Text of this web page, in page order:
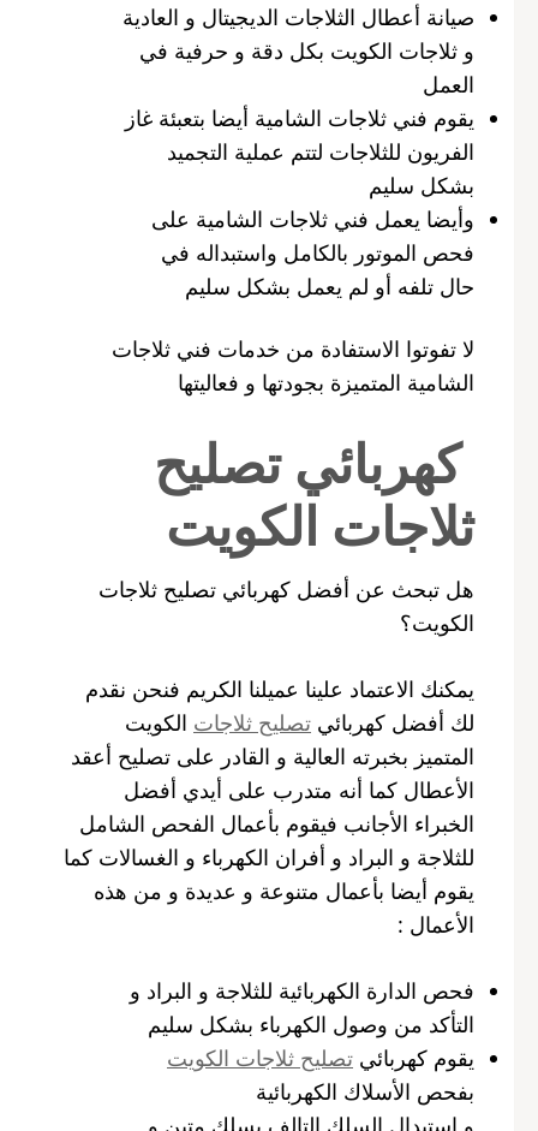
صيانة أعطال الثلاجات الديجيتال و العادية
و ثلاجات الكويت بكل دقة و حرفية في
العمل
يقوم فني ثلاجات الشامية أيضا بتعبئة غاز
الفريون للثلاجات لتتم عملية التجميد
بشكل سليم
وأيضا يعمل فني ثلاجات الشامية على
فحص الموتور بالكامل واستبداله في
حال تلفه أو لم يعمل بشكل سليم
لا تفوتوا الاستفادة من خدمات فني ثلاجات
الشامية المتميزة بجودتها و فعاليتها
كهربائي تصليح
ثلاجات الكويت
هل تبحث عن أفضل كهربائي تصليح ثلاجات
الكويت؟
يمكنك الاعتماد علينا عميلنا الكريم فنحن نقدم
لك أفضل كهربائي تصليح ثلاجات الكويت
المتميز بخبرته العالية و القادر على تصليح أعقد
الأعطال كما أنه متدرب على أيدي أفضل
الخبراء الأجانب فيقوم بأعمال الفحص الشامل
للثلاجة و البراد و أفران الكهرباء و الغسالات كما
يقوم أيضا بأعمال متنوعة و عديدة و من هذه
الأعمال :
فحص الدارة الكهربائية للثلاجة و البراد و
التأكد من وصول الكهرباء بشكل سليم
يقوم كهربائي تصليح ثلاجات الكويت
بفحص الأسلاك الكهربائية
و استبدال السلك التالف بسلك متين و